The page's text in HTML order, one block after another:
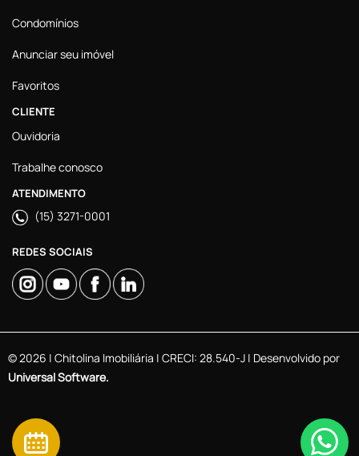
Condomínios
Anunciar seu imóvel
Favoritos
CLIENTE
Ouvidoria
Trabalhe conosco
ATENDIMENTO
(15) 3271-0001
REDES SOCIAIS
© 2026 | Chitolina Imobiliária | CRECI: 28.540-J | Desenvolvido por
Universal Software.